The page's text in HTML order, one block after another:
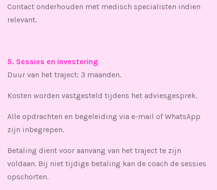
Contact onderhouden met medisch specialisten indien
relevant.
5. Sessies en investering
Duur van het traject: 3 maanden.
Kosten worden vastgesteld tijdens het adviesgesprek.
Alle opdrachten en begeleiding via e-mail of WhatsApp
zijn inbegrepen.
Betaling dient voor aanvang van het traject te zijn
voldaan. Bij niet tijdige betaling kan de coach de sessies
opschorten.